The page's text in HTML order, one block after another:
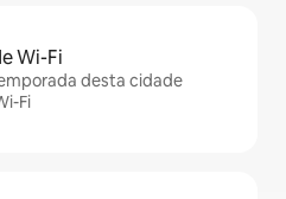
Wi-Fi
desta cidade
Fi